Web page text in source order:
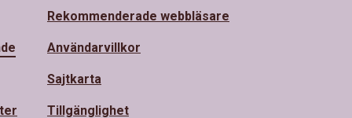
Rekommenderade webbläsare
Användarvillkor
Sajtkarta
Tillgänglighet